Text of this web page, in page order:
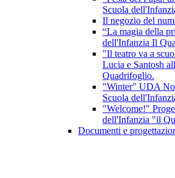
Scuola
Il negozio del
“La magia della
dell'Infanzia Il
"Il teatro va a
Lucia e Santosh
Quadrifoglio.
"Winter" UDA
Scuola
"Welcome!"
dell'Infanzia "il
Documenti e